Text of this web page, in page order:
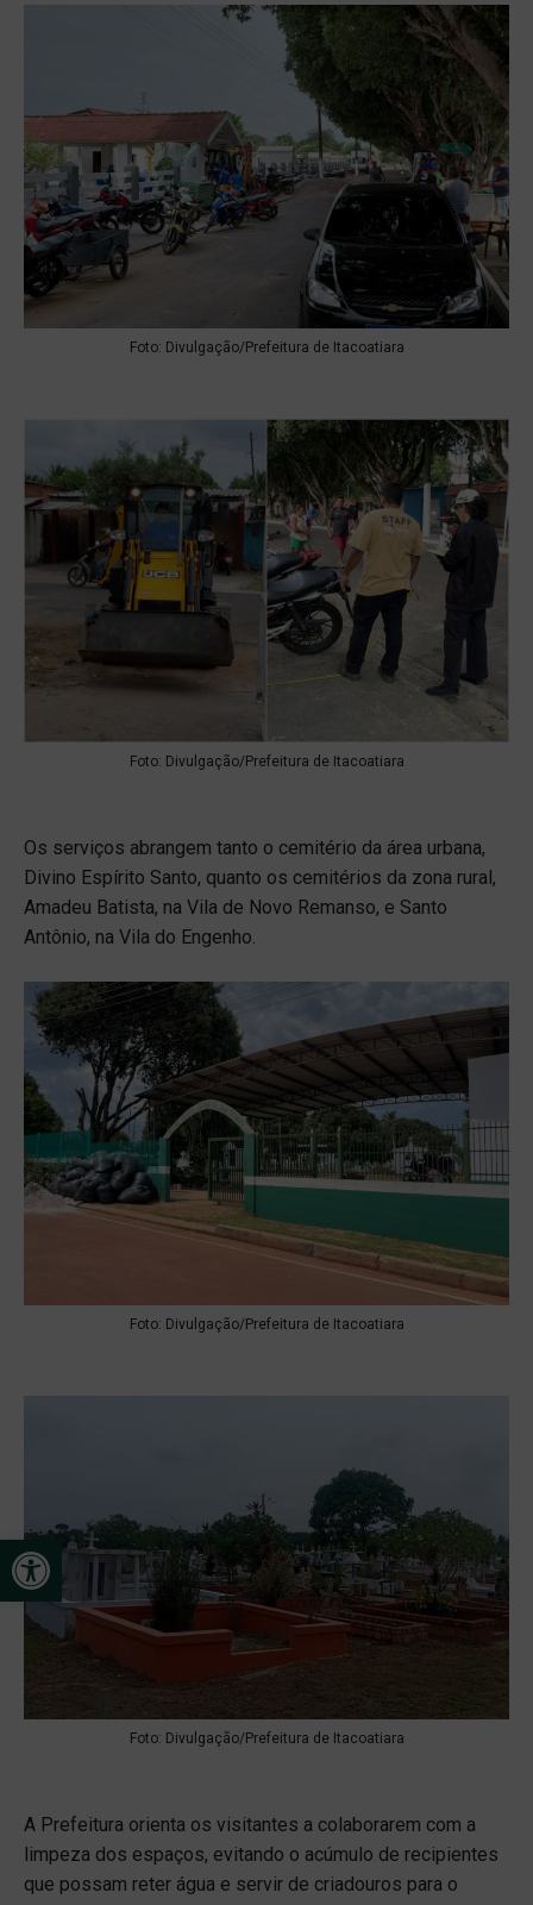
Open toolbar
Foto: Divulgação/Prefeitura de Itacoatiara
Foto: Divulgação/Prefeitura de Itacoatiara
Os serviços abrangem tanto o cemitério da área urbana,
Divino Espírito Santo, quanto os cemitérios da zona rural,
Amadeu Batista, na Vila de Novo Remanso, e Santo
Antônio, na Vila do Engenho.
Foto: Divulgação/Prefeitura de Itacoatiara
Foto: Divulgação/Prefeitura de Itacoatiara
A Prefeitura orienta os visitantes a colaborarem com a
limpeza dos espaços, evitando o acúmulo de recipientes
que possam reter água e servir de criadouros para o